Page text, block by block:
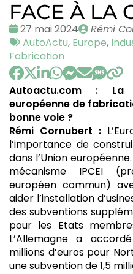
FACE À LA
Date
:
27 mai 2024
Publié
par
Rémi
Tags
:
AutoActu, Europe,
Fabrication
Autoactu.com : La
européenne de
bonne voie ?
Rémi Cornubert :
l’importance de
dans l’Union
mécanisme IPCEI
européen commun)
aider l’installation
des subventions
pour les Etats
L’Allemagne a
millions d’euros pour
une subvention de 1,5